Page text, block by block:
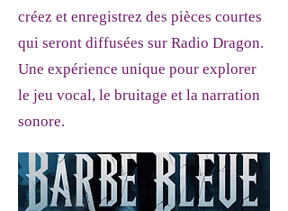
créez et enregistrez des pièces courtes
qui seront diffusées sur Radio Dragon.
Une expérience unique pour explorer
le jeu vocal, le bruitage et la narration
sonore.